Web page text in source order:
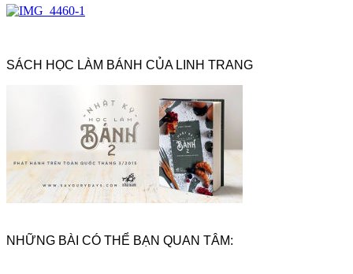
SÁCH HỌC LÀM BÁNH CỦA LINH TRANG
NHỮNG BÀI CÓ THỂ BẠN QUAN TÂM: